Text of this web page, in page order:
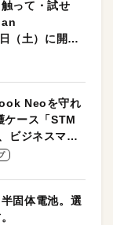
って・試せ
（土）に開催
Neoを守れ
ケース「STM
ビジネスマン
固体電池。選